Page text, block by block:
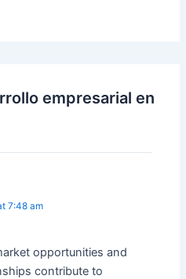
empresarial en
7:48 am
opportunities and
contribute to